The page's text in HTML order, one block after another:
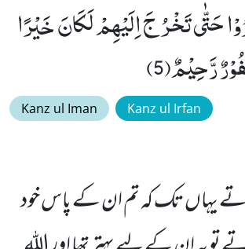
حَتّٰى تَخْرُ جَ اِلَیْهِمْ لَكَانَ خَیْرًا
رَّحِیْمٌ(5)
Kanz ul Iman Kanz ul Irfan
یہاں تک کہ تم ان کے پاس خود